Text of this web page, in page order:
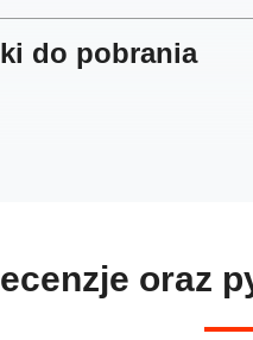
do pobrania
oraz